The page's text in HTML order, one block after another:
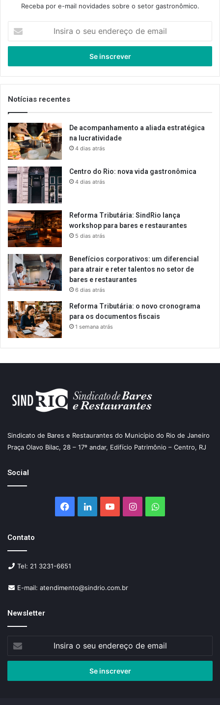
Receba por e-mail novidades sobre o setor gastronômico.
seu
de
email
Notícias recentes
De acompanhamento a aliada estratégica
na lucratividade
4 dias atrás
Centro do Rio: nova vida gastronômica
4 dias atrás
Reforma Tributária: SindRio lança
workshop para bares e restaurantes
5 dias atrás
Benefícios corporativos: um diferencial
para atrair e reter talentos no setor de
bares e restaurantes
6 dias atrás
Reforma Tributária: o novo cronograma
para os documentos fiscais
1 semana atrás
Sindicato de Bares e Restaurantes do Município do Rio de Janeiro
Praça Olavo Bilac, 28 – 17º andar, Edifício Patrimônio – Centro, RJ
Social
Facebook
LinkedinYouTubeInstagramWhatsApp
Contato
Tel: 21 3231-6651
E-mail: atendimento@sindrio.com.br
Newsletter
seu
de